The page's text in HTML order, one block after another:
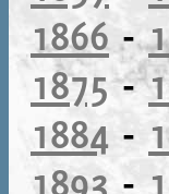
1866-
1875-
1884 -
1893 -